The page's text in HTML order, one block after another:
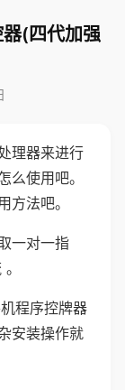
(四代加强
理器来进行
么使用吧。
方法吧。
一对一指
程序控牌器
安装操作就